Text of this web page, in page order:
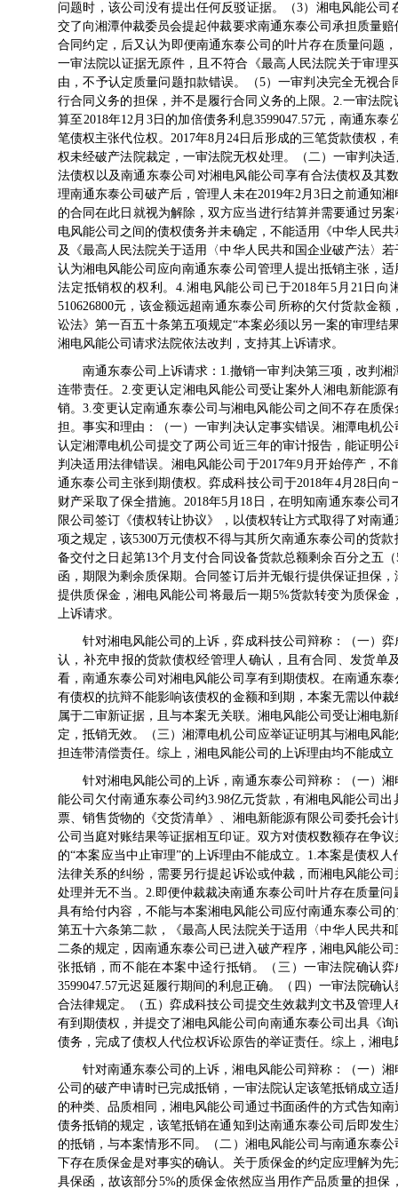
问题时，该公司没有提出任何反驳证据。（3）湘电风能公
交了向湘潭仲裁委员会提起仲裁要求南通东泰公司承担质量
合同约定，后又认为即便南通东泰公司的叶片存在质量问题
一审法院以证据无原件，且不符合《最高人民法院关于审
由，不予认定质量问题扣款错误。（5）一审判决完全无视
行合同义务的担保，并不是履行合同义务的上限。2.一审法
算至2018年12月3日的加倍债务利息3599047.57元，南通东
笔债权主张代位权。2017年8月24日后形成的三笔货款债权
权未经破产法院裁定，一审法院无权处理。（二）一审判决
法债权以及南通东泰公司对湘电风能公司享有合法债权及其
理南通东泰公司破产后，管理人未在2019年2月3日之前通知
的合同在此日就视为解除，双方应当进行结算并需要通过另
电风能公司之间的债权债务并未确定，不能适用《中华人民
及《最高人民法院关于适用〈中华人民共和国企业破产法〉
认为湘电风能公司应向南通东泰公司管理人提出抵销主张，
法定抵销权的权利。4.湘电风能公司已于2018年5月21日
510626800元，该金额远超南通东泰公司所称的欠付货款金
讼法》第一百五十条第五项规定“本案必须以另一案的审理
湘电风能公司请求法院依法改判，支持其上诉请求。
南通东泰公司上诉请求：1.撤销一审判决第三项，改判
连带责任。2.变更认定湘电风能公司受让案外人湘电新能源
销。3.变更认定南通东泰公司与湘电风能公司之间不存在质
担。事实和理由：（一）一审判决认定事实错误。湘潭电机
认定湘潭电机公司提交了两公司近三年的审计报告，能证明
判决适用法律错误。湘电风能公司于2017年9月开始停产，
通东泰公司主张到期债权。弈成科技公司于2018年4月28日
财产采取了保全措施。2018年5月18日，在明知南通东泰公
限公司签订《债权转让协议》，以债权转让方式取得了对南
项之规定，该5300万元债权不得与其所欠南通东泰公司的货
备交付之日起第13个月支付合同设备货款总额剩余百分之五
函，期限为剩余质保期。合同签订后并无银行提供保证担保
提供质保金，湘电风能公司将最后一期5%货款转变为质保
上诉请求。
针对湘电风能公司的上诉，弈成科技公司辩称：（一）
认，补充申报的货款债权经管理人确认，且有合同、发货
看，南通东泰公司对湘电风能公司享有到期债权。在南通东
有债权的抗辩不能影响该债权的金额和到期，本案无需以仲
属于二审新证据，且与本案无关联。湘电风能公司受让湘电
定，抵销无效。（三）湘潭电机公司应举证证明其与湘电风
担连带清偿责任。综上，湘电风能公司的上诉理由均不能成立
针对湘电风能公司的上诉，南通东泰公司辩称：（一）
能公司欠付南通东泰公司约3.98亿元货款，有湘电风能公司
票、销售货物的《交货清单》、湘电新能源有限公司委托会
公司当庭对账结果等证据相互印证。双方对债权数额存在争
的“本案应当中止审理”的上诉理由不能成立。1.本案是债权
法律关系的纠纷，需要另行提起诉讼或仲裁，而湘电风能公
处理并无不当。2.即便仲裁裁决南通东泰公司叶片存在质量
具有给付内容，不能与本案湘电风能公司应付南通东泰公司
第五十六条第二款，《最高人民法院关于适用〈中华人民共
二条的规定，因南通东泰公司已进入破产程序，湘电风能公
张抵销，而不能在本案中迳行抵销。（三）一审法院确认
3599047.57元迟延履行期间的利息正确。（四）一审法院确
合法律规定。（五）弈成科技公司提交生效裁判文书及管理
有到期债权，并提交了湘电风能公司向南通东泰公司出具《
债务，完成了债权人代位权诉讼原告的举证责任。综上，湘
针对南通东泰公司的上诉，湘电风能公司辩称：（一）
公司的破产申请时已完成抵销，一审法院认定该笔抵销成立
的种类、品质相同，湘电风能公司通过书面函件的方式告知
债务抵销的规定，该笔抵销在通知到达南通东泰公司后即发
的抵销，与本案情形不同。（二）湘电风能公司与南通东泰
下存在质保金是对事实的确认。关于质保金的约定应理解为
具保函，故该部分5%的质保金依然应当用作产品质量的担